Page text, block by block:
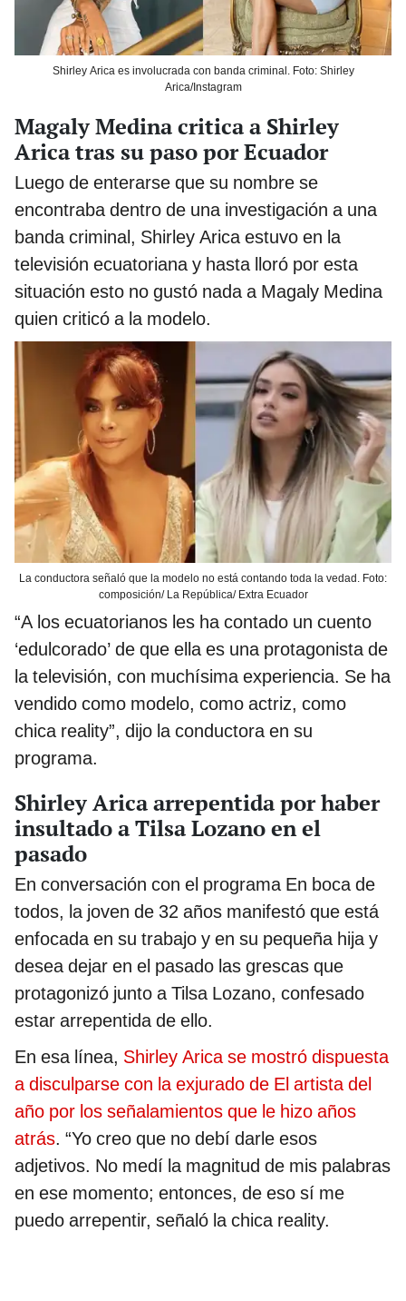
Shirley Arica es involucrada con banda criminal. Foto: Shirley
Arica/Instagram
Magaly Medina critica a Shirley
Arica tras su paso por Ecuador
Luego de enterarse que su nombre se
encontraba dentro de una investigación a una
banda criminal, Shirley Arica estuvo en la
televisión ecuatoriana y hasta lloró por esta
situación esto no gustó nada a Magaly Medina
quien criticó a la modelo.
La conductora señaló que la modelo no está contando toda la vedad. Foto:
composición/ La República/ Extra Ecuador
“A los ecuatorianos les ha contado un cuento
‘edulcorado’ de que ella es una protagonista de
la televisión, con muchísima experiencia. Se ha
vendido como modelo, como actriz, como
chica reality”, dijo la conductora en su
programa.
Shirley Arica arrepentida por haber
insultado a Tilsa Lozano en el
pasado
En conversación con el programa En boca de
todos, la joven de 32 años manifestó que está
enfocada en su trabajo y en su pequeña hija y
desea dejar en el pasado las grescas que
protagonizó junto a Tilsa Lozano, confesado
estar arrepentida de ello.
En esa línea, Shirley Arica se mostró dispuesta
a disculparse con la exjurado de El artista del
año por los señalamientos que le hizo años
atrás. “Yo creo que no debí darle esos
adjetivos. No medí la magnitud de mis palabras
en ese momento; entonces, de eso sí me
puedo arrepentir, señaló la chica reality.